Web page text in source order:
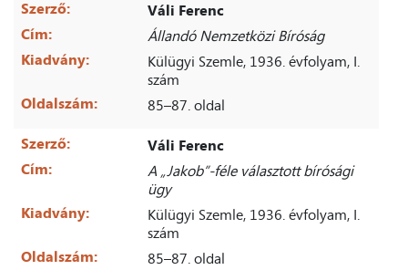
Szerző:
Váli Ferenc
Cím:
Állandó Nemzetközi Bíróság
Kiadvány:
Külügyi Szemle, 1936. évfolyam, I.
szám
Oldalszám:
85–87. oldal
Szerző:
Váli Ferenc
Cím:
A „Jakob”-féle választott bírósági
ügy
Kiadvány:
Külügyi Szemle, 1936. évfolyam, I.
szám
Oldalszám:
85–87. oldal